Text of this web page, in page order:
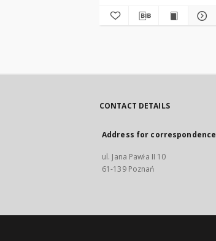
CONTACT DETAILS
Address for correspondence
ul. Jana Pawła II 10
61-139 Poznań